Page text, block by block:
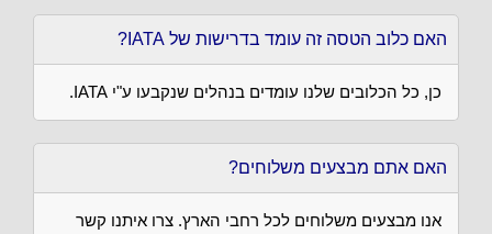
האם כלוב הטסה זה עומד בדרישות של IATA?
כן, כל הכלובים שלנו עומדים בנהלים שנקבעו ע"י IATA.
האם אתם מבצעים משלוחים?
אנו מבצעים משלוחים לכל רחבי הארץ. צרו איתנו קשר